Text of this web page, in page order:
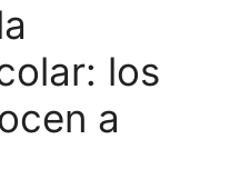
los
a